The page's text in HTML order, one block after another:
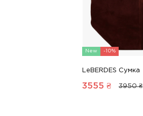
New -10%
LeBERDES Сумка
3555 ₴ 3950 ₴